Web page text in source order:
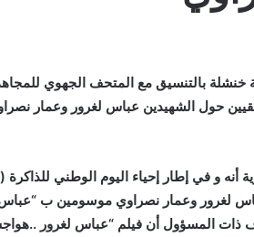
بالتنسيق مع المتحف الجهوي للمجاهد
حول الشهيدين عباس لغرور وعمار
لغرور وعمار نصراوي موسومين ب
ذات المسؤول أن فيلم “عباس لغرور